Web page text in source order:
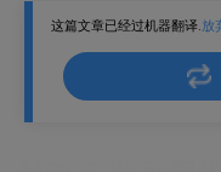
这篇文章已经过机器翻译.放